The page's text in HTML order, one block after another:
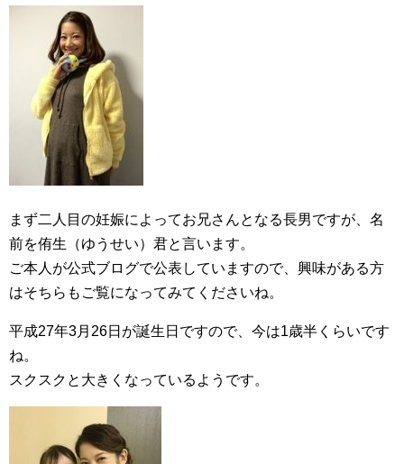
まず二人目の妊娠によってお兄さんとなる長男ですが、名
前を侑生（ゆうせい）君と言います。
ご本人が公式ブログで公表していますので、興味がある方
はそちらもご覧になってみてくださいね。
平成27年3月26日が誕生日ですので、今は1歳半くらいです
ね。
スクスクと大きくなっているようです。